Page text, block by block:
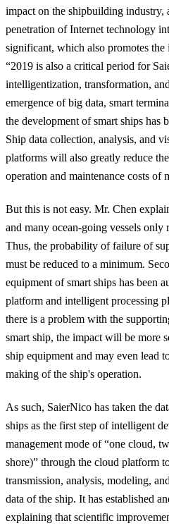
impact on the shipbuilding industry,
penetration of Internet technology
significant, which also promotes
“2019 is also a critical period for
intelligentization, transformation,
emergence of big data, smart
the development of smart ships has
Ship data collection, analysis, and
platforms will also greatly reduce
operation and maintenance costs of
But this is not easy. Mr. Chen
and many ocean-going vessels only
Thus, the probability of failure of
must be reduced to a minimum.
equipment of smart ships has been
platform and intelligent processing
there is a problem with the
smart ship, the impact will be more
ship equipment and may even lead
making of the ship's operation.
As such, SaierNico has taken the
ships as the first step of intelligent
management mode of “one cloud,
shore)” through the cloud platform
transmission, analysis, modeling,
data of the ship. It has established
explaining that scientific